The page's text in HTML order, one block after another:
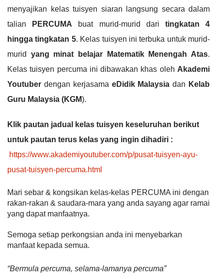
menyajikan kelas tuisyen siaran langsung secara dalam
talian
PERCUMA buat murid-murid dari tingkatan 4
hingga tingkatan 5. Kelas tuisyen ini terbuka untuk murid-
murid yang minat belajar Matematik Menengah Atas.
Kelas tuisyen percuma ini dibawakan khas oleh Akademi
Youtuber dengan kerjasama eDidik Malaysia dan Kelab
Guru Malaysia (KGM).
Klik pautan jadual kelas tuisyen keseluruhan berikut
untuk pautan terus kelas yang ingin dihadiri :
https://www.akademiyoutuber.com/p/pusat-tuisyen-ayu-
pusat-tuisyen-percuma.html
Mari sebar & kongsikan kelas-kelas PERCUMA ini dengan
rakan-rakan & saudara-mara yang anda sayang agar ramai
yang dapat manfaatnya.
Semoga setiap perkongsian anda ini menyebarkan
manfaat kepada semua.
“Bermula percuma, selama-lamanya percuma”